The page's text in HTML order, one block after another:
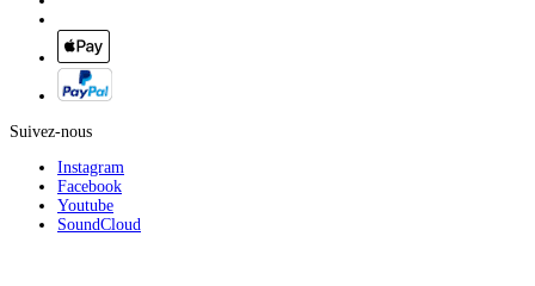
Suivez-nous
Instagram
Facebook
Youtube
SoundCloud